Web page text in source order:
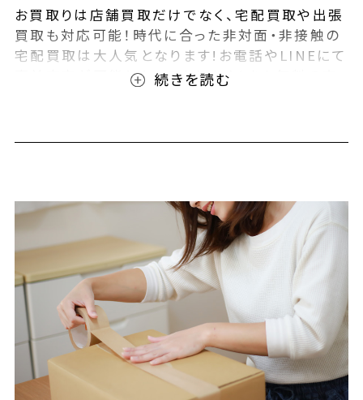
お買取りは店舗買取だけでなく、宅配買取や出張
買取も対応可能！時代に合った非対面・非接触の
宅配買取は大人気となります!お電話やLINEにて
事前査定が可能となっております！また無料の宅